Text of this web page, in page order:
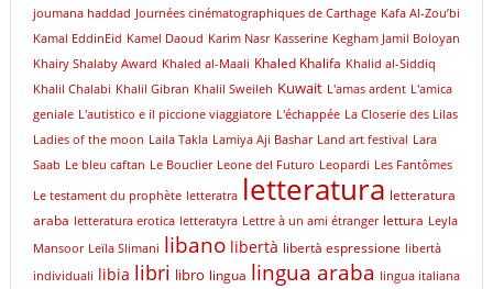
joumana haddad Journées cinématographiques de Carthage Kafa Al-Zou’bi
Kamal EddinEid Kamel Daoud Karim Nasr Kasserine Kegham Jamil Boloyan
Khairy Shalaby Award Khaled al-Maali Khaled Khalifa Khalid al-Siddiq
Khalil Chalabi Khalil Gibran Khalil Sweileh Kuwait L'amas ardent L'amica
geniale L'autistico e il piccione viaggiatore L'échappée La Closerie des Lilas
Ladies of the moon Laila Takla Lamiya Aji Bashar Land art festival Lara
Saab Le bleu caftan Le Bouclier Leone del Futuro Leopardi Les Fantômes
Le testament du prophète letteratra letteratura letteratura
araba letteratura erotica letteratyra Lettre à un ami étranger lettura Leyla
Mansoor Leïla Slimani libano libertà libertà espressione libertà
individuali libia libri libro lingua lingua araba lingua italiana